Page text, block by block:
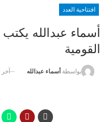
افتتاحية العدد
أسماء عبدالله
القومية
بواسطة أسماء عبدالله